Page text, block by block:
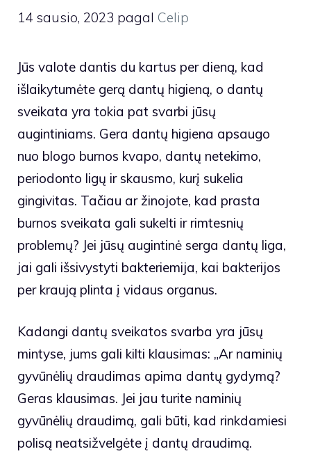
14 sausio, 2023 pagal Celip
Jūs valote dantis du kartus per dieną, kad
išlaikytumėte gerą dantų higieną, o dantų
sveikata yra tokia pat svarbi jūsų
augintiniams. Gera dantų higiena apsaugo
nuo blogo burnos kvapo, dantų netekimo,
periodonto ligų ir skausmo, kurį sukelia
gingivitas. Tačiau ar žinojote, kad prasta
burnos sveikata gali sukelti ir rimtesnių
problemų? Jei jūsų augintinė serga dantų liga,
jai gali išsivystyti bakteriemija, kai bakterijos
per kraują plinta į vidaus organus.
Kadangi dantų sveikatos svarba yra jūsų
mintyse, jums gali kilti klausimas: „Ar naminių
gyvūnėlių draudimas apima dantų gydymą?
Geras klausimas. Jei jau turite naminių
gyvūnėlių draudimą, gali būti, kad rinkdamiesi
polisą neatsižvelgėte į dantų draudimą.